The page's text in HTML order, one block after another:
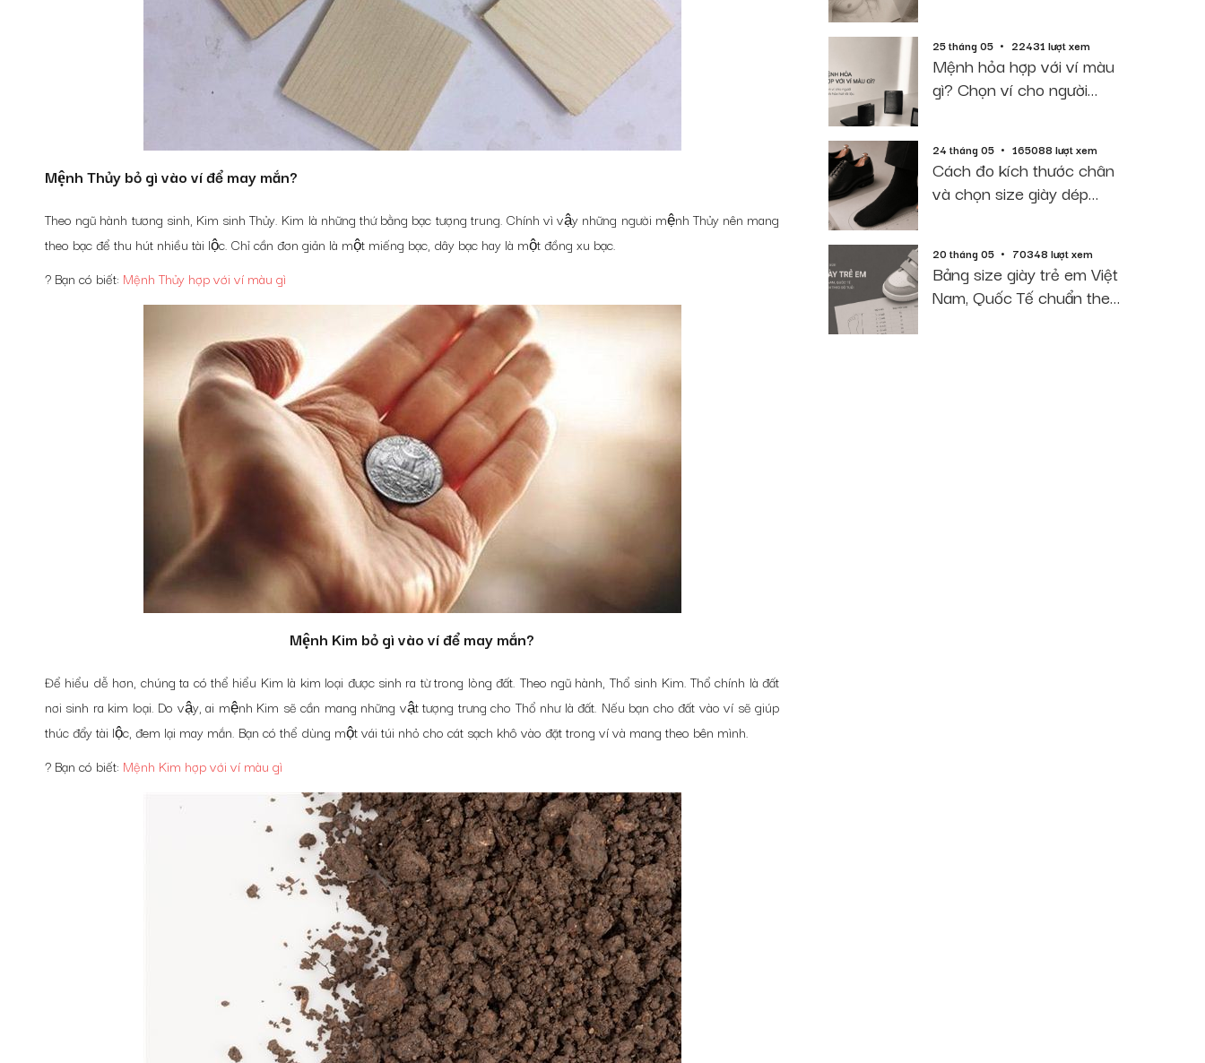
Mệnh Thủy bỏ gì vào ví để may mắn?
Theo ngũ hành tương sinh, Kim sinh Thủy. Kim là những thứ bằng bạc tượng trung. Chính vì vậy những người mệnh Thủy nên mang
theo bạc để thu hút nhiều tài lộc. Chỉ cần đơn giản là một miếng bạc, dây bạc hay là một đồng xu bạc.
? Bạn có biết: Mệnh Thủy hợp với ví màu gì
Mệnh Kim bỏ gì vào ví để may mắn?
Để hiểu dễ hơn, chúng ta có thể hiểu Kim là kim loại được sinh ra từ trong lòng đất. Theo ngũ hành, Thổ sinh Kim. Thổ chính là đất
nơi sinh ra kim loại. Do vậy, ai mệnh Kim sẽ cần mang những vật tượng trưng cho Thổ như là đất. Nếu bạn cho đất vào ví sẽ giúp
thúc đẩy tài lộc, đem lại may mắn. Bạn có thể dùng một vái túi nhỏ cho cát sạch khô vào đặt trong ví và mang theo bên mình.
? Bạn có biết: Mệnh Kim hợp với ví màu gì
25 tháng 05 22431 lượt xem
Mệnh hỏa hợp với ví màu
gì? Chọn ví cho người
24 tháng 05 165088 lượt xem
Cách đo kích thước chân
và chọn size giày dép
20 tháng 05 70348 lượt xem
Bảng size giày trẻ em Việt
Nam, Quốc Tế chuẩn theo